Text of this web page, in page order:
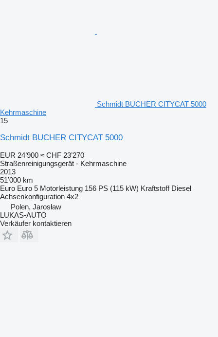
Schmidt BUCHER CITYCAT 5000
Kehrmaschine
15
Schmidt BUCHER CITYCAT 5000
EUR 24’900 ≈ CHF 23’270
Straßenreinigungsgerät - Kehrmaschine
2013
51’000 km
Euro Euro 5 Motorleistung 156 PS (115 kW) Kraftstoff Diesel
Achsenkonfiguration 4x2
Polen, Jarosław
LUKAS-AUTO
Verkäufer kontaktieren